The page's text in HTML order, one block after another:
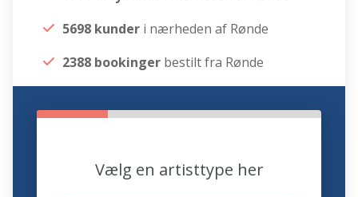
5698 kunder i nærheden af Rønde
2388 bookinger bestilt fra Rønde
Vælg en artisttype her